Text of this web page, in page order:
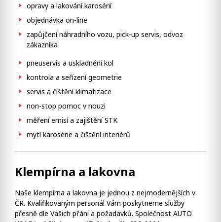
opravy a lakování karosérií
objednávka on-line
zapůjčení náhradního vozu, pick-up servis, odvoz
zákazníka
pneuservis a uskladnění kol
kontrola a seřízení geometrie
servis a čištění klimatizace
non-stop pomoc v nouzi
měření emisí a zajištění STK
mytí karosérie a čištění interiérů
Klempírna a lakovna
Naše klempírna a lakovna je jednou z nejmodernějších v
ČR. Kvalifikovaným personál Vám poskytneme služby
přesně dle Vašich přání a požadavků. Společnost AUTO